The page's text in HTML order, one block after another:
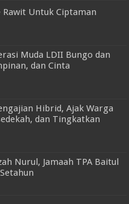
Rawit Untuk Ciptaman
Muda LDII Bungo dan
dan Cinta
Hibrid, Ajak Warga
dan Tingkatkan
Nurul, Jamaah TPA Baitul